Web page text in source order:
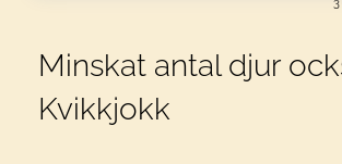
Minskat antal djur
Kvikkjokk